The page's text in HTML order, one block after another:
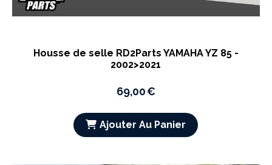
Housse de selle RD2Parts YAMAHA YZ 85 -
2002>2021
69,00€
Ajouter Au Panier